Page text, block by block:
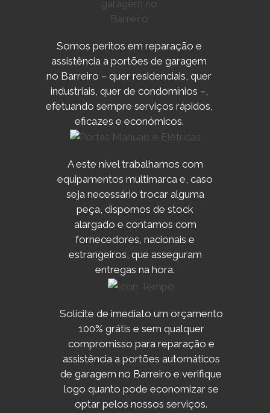
Somos peritos em reparação e
assistência a portões de garagem
no Barreiro – quer residenciais, quer
industriais, quer de condomínios –,
efetuando sempre serviços rápidos,
eficazes e económicos.
A este nível trabalhamos com
equipamentos multimarca e, caso
seja necessário trocar alguma
peça, dispomos de stock
alargado e contamos com
fornecedores, nacionais e
estrangeiros, que asseguram
entregas na hora.
Solicite de imediato um orçamento
100% grátis e sem qualquer
compromisso para reparação e
assistência a portões automáticos
de garagem no Barreiro e verifique
logo quanto pode economizar se
optar pelos nossos serviços.